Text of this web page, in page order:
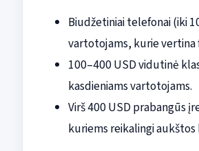
Biudžetiniai telefonai (iki
vartotojams, kurie vertina
100–400 USD vidutinė
kasdieniams vartotojams.
Virš 400 USD prabangūs
kuriems reikalingi aukštos